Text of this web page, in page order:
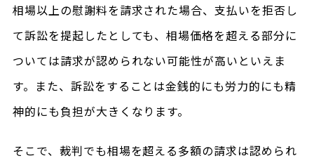
相場以上の慰謝料を請求された場合、支払いを拒否し
て訴訟を提起したとしても、相場価格を超える部分に
ついては請求が認められない可能性が高いといえま
す。また、訴訟をすることは金銭的にも労力的にも精
神的にも負担が大きくなります。
そこで、裁判でも相場を超える多額の請求は認められ